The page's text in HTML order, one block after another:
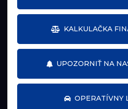
KALKULAČKA
UPOZORNIŤ NA
OPERATÍVNY